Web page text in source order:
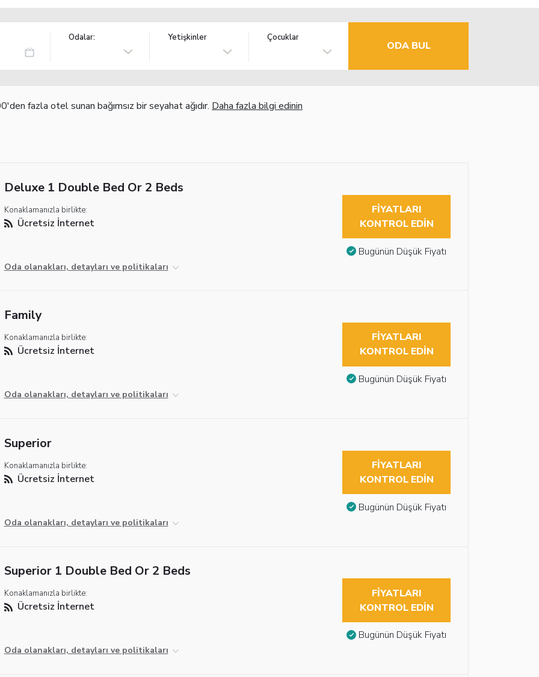
Odalar: Yetişkinler Çocuklar
ODA BUL
fazla otel sunan bağımsız bir seyahat ağıdır. Daha fazla bilgi edinin
Deluxe 1 Double Bed Or 2 Beds
Konaklamanızla birlikte:
Ücretsiz İnternet
Oda olanakları, detayları ve politikaları
FIYATLARI
KONTROL EDIN
Bugünün Düşük Fiyatı
Family
Konaklamanızla birlikte:
Ücretsiz İnternet
Oda olanakları, detayları ve politikaları
FIYATLARI
KONTROL EDIN
Bugünün Düşük Fiyatı
Superior
Konaklamanızla birlikte:
Ücretsiz İnternet
Oda olanakları, detayları ve politikaları
FIYATLARI
KONTROL EDIN
Bugünün Düşük Fiyatı
Superior 1 Double Bed Or 2 Beds
Konaklamanızla birlikte:
Ücretsiz İnternet
Oda olanakları, detayları ve politikaları
FIYATLARI
KONTROL EDIN
Bugünün Düşük Fiyatı